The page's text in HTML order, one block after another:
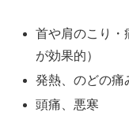
首や肩のこり・
が効果的）
発熱、のどの痛
頭痛、悪寒